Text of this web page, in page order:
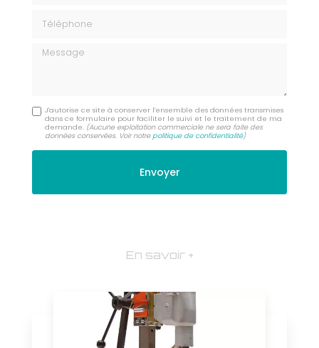
Message
J'autorise ce site à conserver l'ensemble des données transmises
dans ce formulaire pour faciliter le suivi et le traitement de ma
demande. (Aucune exploitation commerciale ne sera faite des
données conservées. Voir notrepolitique de confidentialité)
En savoir +